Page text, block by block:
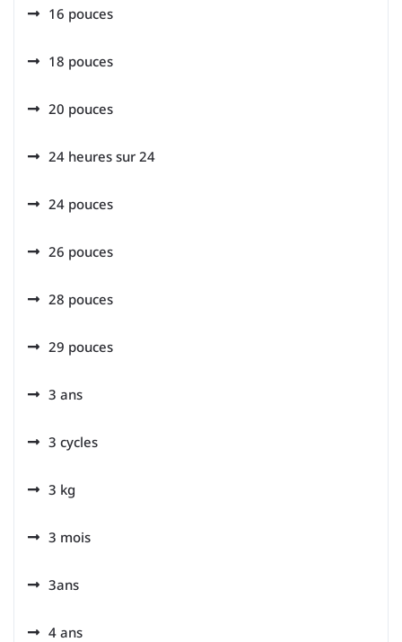
16 pouces
18 pouces
20 pouces
24 heures sur 24
24 pouces
26 pouces
28 pouces
29 pouces
3 ans
3 cycles
3 kg
3 mois
3ans
4 ans